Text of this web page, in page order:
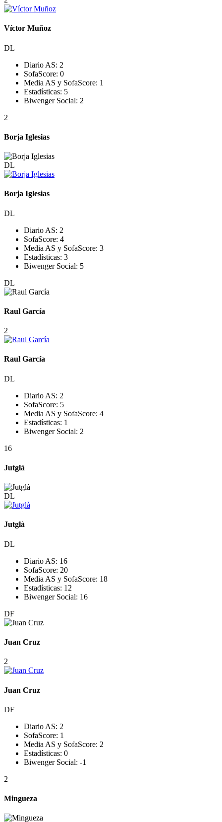
Víctor Muñoz
DL
Diario AS: 2
SofaScore: 0
Media AS y SofaScore: 1
Estadísticas: 5
Biwenger Social: 2
2
Borja Iglesias
DL
Borja Iglesias
DL
Diario AS: 2
SofaScore: 4
Media AS y SofaScore: 3
Estadísticas: 3
Biwenger Social: 5
DL
Raul García
2
Raul García
DL
Diario AS: 2
SofaScore: 5
Media AS y SofaScore: 4
Estadísticas: 1
Biwenger Social: 2
16
Jutglà
DL
Jutglà
DL
Diario AS: 16
SofaScore: 20
Media AS y SofaScore: 18
Estadísticas: 12
Biwenger Social: 16
DF
Juan Cruz
2
Juan Cruz
DF
Diario AS: 2
SofaScore: 1
Media AS y SofaScore: 2
Estadísticas: 0
Biwenger Social: -1
2
Mingueza